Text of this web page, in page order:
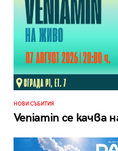
НОВИ СЪБИТИЯ
Veniamin се качва